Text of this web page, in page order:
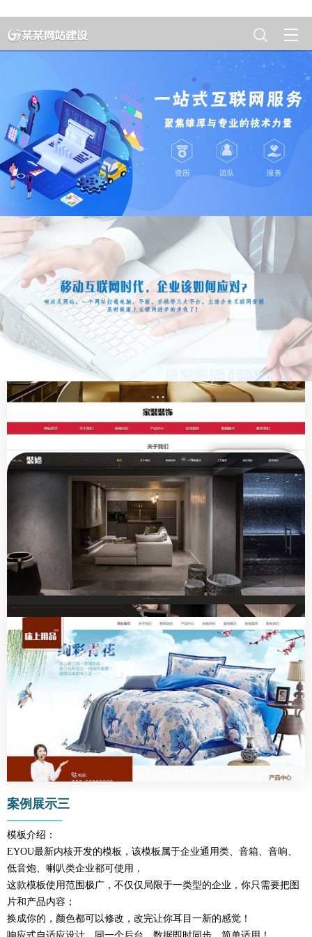
案例展示三
模板介绍：
EYOU最新内核开发的模板，该模板属于企业通用类、音箱、音响、
低音炮、喇叭类企业都可使用，
这款模板使用范围极广，不仅仅局限于一类型的企业，你只需要把图
片和产品内容；
换成你的，颜色都可以修改，改完让你耳目一新的感觉！